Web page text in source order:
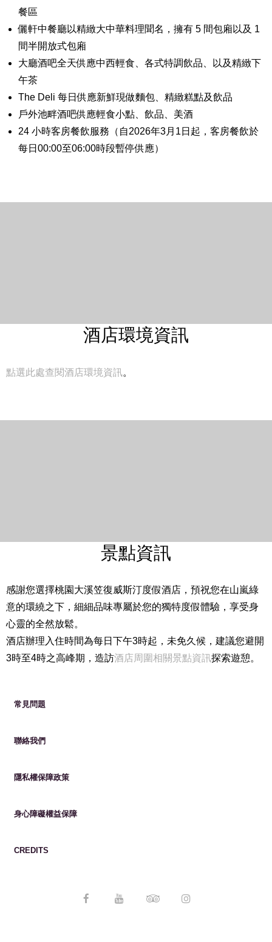
餐區
儷軒中餐廳以精緻大中華料理聞名，擁有 5 間包廂以及 1
間半開放式包廂
大廳酒吧全天供應中西輕食、各式特調飲品、以及精緻下
午茶
The Deli 每日供應新鮮現做麵包、精緻糕點及飲品
戶外池畔酒吧供應輕食小點、飲品、美酒
24 小時客房餐飲服務（自2026年3月1日起，客房餐飲於
每日00:00至06:00時段暫停供應）
酒店環境資訊
點選此處查閱酒店環境資訊。
景點資訊
感謝您選擇桃園大溪笠復威斯汀度假酒店，預祝您在山嵐綠
意的環繞之下，細細品味專屬於您的獨特度假體驗，享受身
心靈的全然放鬆。
酒店辦理入住時間為每日下午3時起，未免久候，建議您避開
3時至4時之高峰期，造訪酒店周圍相關景點資訊探索遊憩。
常見問題
聯絡我們
隱私權保障政策
身心障礙權益保障
CREDITS